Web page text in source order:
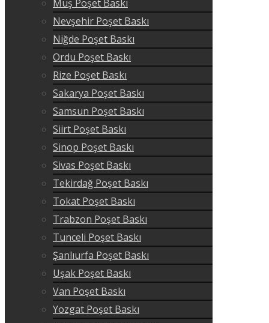
Muş Poşet Baskı
Nevşehir Poşet Baskı
Niğde Poşet Baskı
Ordu Poşet Baskı
Rize Poşet Baskı
Sakarya Poşet Baskı
Samsun Poşet Baskı
Siirt Poşet Baskı
Sinop Poşet Baskı
Sivas Poşet Baskı
Tekirdağ Poşet Baskı
Tokat Poşet Baskı
Trabzon Poşet Baskı
Tunceli Poşet Baskı
Şanlıurfa Poşet Baskı
Uşak Poşet Baskı
Van Poşet Baskı
Yozgat Poşet Baskı